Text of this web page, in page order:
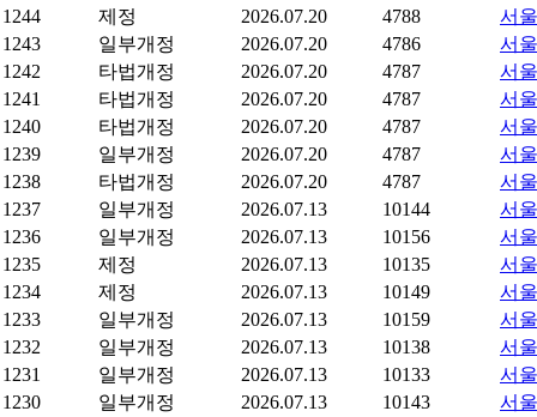
1244
제정 2026.07.20 4788
서
1243
일부개정 2026.07.20 4786
서
1242
타법개정 2026.07.20 4787
서
1241
타법개정 2026.07.20 4787
서
1240
타법개정 2026.07.20 4787
서
1239
일부개정 2026.07.20 4787
서
1238
타법개정 2026.07.20 4787
서
1237
일부개정 2026.07.13 10144
서
1236
일부개정 2026.07.13 10156
서
1235
제정 2026.07.13 10135
서
1234
제정 2026.07.13 10149
서
1233
일부개정 2026.07.13 10159
서
1232
일부개정 2026.07.13 10138
서
1231
일부개정 2026.07.13 10133
서
1230
일부개정 2026.07.13 10143
서